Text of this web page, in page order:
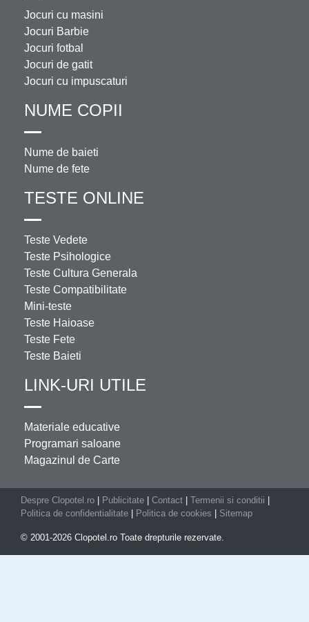
Jocuri cu masini
Jocuri Barbie
Jocuri fotbal
Jocuri de gatit
Jocuri cu impuscaturi
NUME COPII
Nume de baieti
Nume de fete
TESTE ONLINE
Teste Vedete
Teste Psihologice
Teste Cultura Generala
Teste Compatibilitate
Mini-teste
Teste Haioase
Teste Fete
Teste Baieti
LINK-URI UTILE
Materiale educative
Programari saloane
Magazinul de Carte
Despre Clopotel.ro Publicitate Contact Termenii si conditii
Politica de confidentialitate
Politica de cookies Sitemap
© 2001-2026 Clopotel.ro Toate drepturile rezervate.